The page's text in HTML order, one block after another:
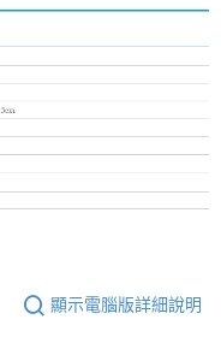
顯示電腦版詳細說明